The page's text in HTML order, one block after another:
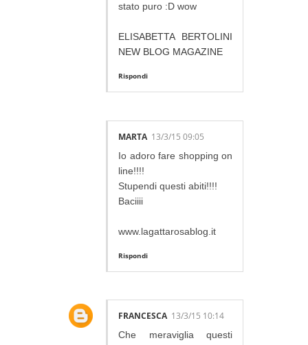
stato puro :D wow
ELISABETTA BERTOLINI
NEW BLOG MAGAZINE
Rispondi
MARTA 13/3/15 09:05
Io adoro fare shopping on
line!!!!
Stupendi questi abiti!!!!
Baciiii
www.lagattarosablog.it
Rispondi
FRANCESCA 13/3/15 10:14
Che meraviglia questi